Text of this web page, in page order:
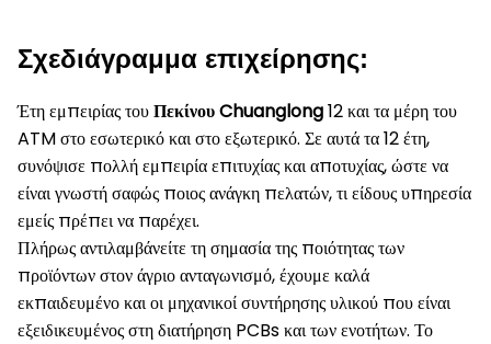
Σχεδιάγραμμα επιχείρησης:
Έτη εμπειρίας τουΠεκίνου Chuanglong12 και τα μέρη του
ATM στο εσωτερικό και στο εξωτερικό. Σε αυτά τα 12 έτη,
συνόψισε πολλή εμπειρία επιτυχίας και αποτυχίας, ώστε να
είναι γνωστή σαφώς ποιος ανάγκη πελατών, τι είδους υπηρεσία
εμείς πρέπει να παρέχει.
Πλήρως αντιλαμβάνείτε τη σημασία της ποιότητας των
προϊόντων στον άγριο ανταγωνισμό, έχουμε καλά
εκπαιδευμένο και οι μηχανικοί συντήρησης υλικού που είναι
εξειδικευμένος στη διατήρηση PCBs και των ενοτήτων. Το